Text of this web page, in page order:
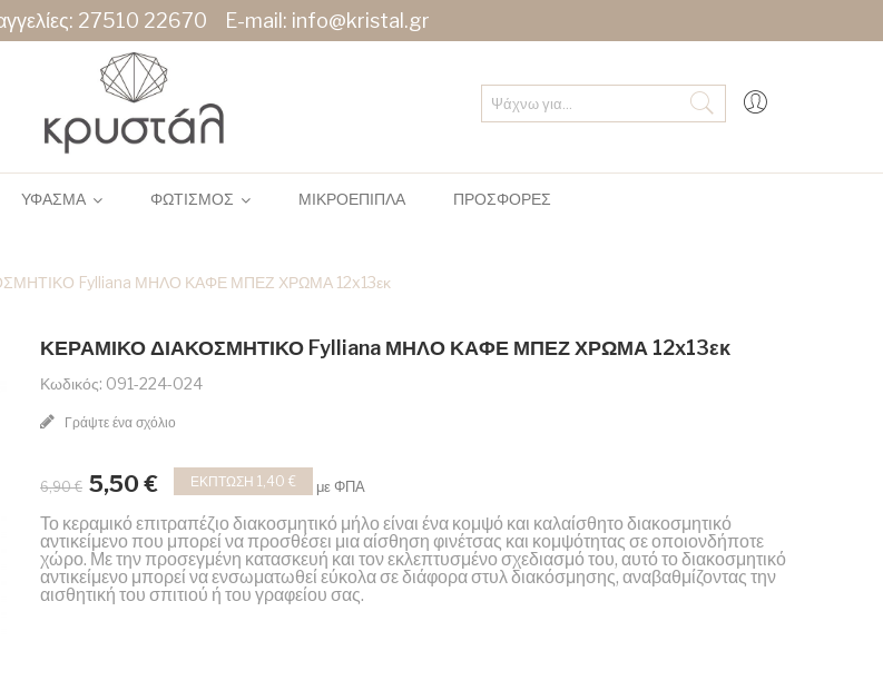
27510 22670 E-mail: info@kristal.gr
ΥΦΑΣΜΑ ΦΩΤΙΣΜΟΣ ΜΙΚΡΟΕΠΙΠΛΑ ΠΡΟΣΦΟΡΕΣ
Fylliana ΜΗΛΟ ΚΑΦΕ ΜΠΕΖ ΧΡΩΜΑ 12x13εκ
ΚΕΡΑΜΙΚΟ ΔΙΑΚΟΣΜΗΤΙΚΟ Fylliana ΜΗΛΟ ΚΑΦΕ ΜΠΕΖ ΧΡΩΜΑ 12x13εκ
Κωδικός: 091-224-024
Γράψτε ένα σχόλιο
6,90 € 5,50 € ΈΚΠΤΩΣΗ 1,40 € με ΦΠΑ
Το κεραμικό επιτραπέζιο διακοσμητικό μήλο είναι ένα κομψό και καλαίσθητο διακοσμητικό
αντικείμενο που μπορεί να προσθέσει μια αίσθηση φινέτσας και κομψότητας σε οποιονδήποτε
χώρο. Με την προσεγμένη κατασκευή και τον εκλεπτυσμένο σχεδιασμό του, αυτό το διακοσμητικό
αντικείμενο μπορεί να ενσωματωθεί εύκολα σε διάφορα στυλ διακόσμησης, αναβαθμίζοντας την
αισθητική του σπιτιού ή του γραφείου σας.